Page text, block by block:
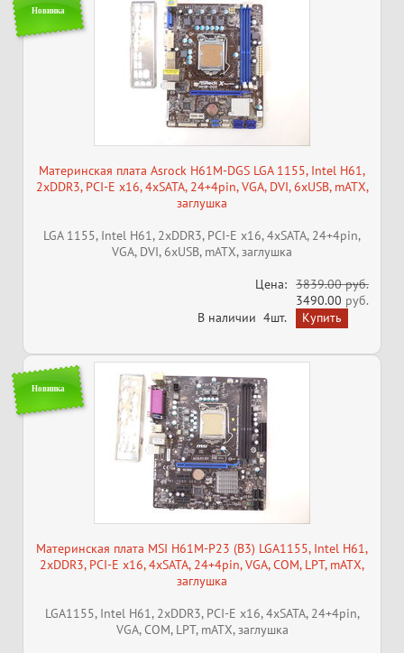
Новинка
Материнская плата Asrock H61M-DGS LGA 1155, Intel H61,
2xDDR3, PCI-E x16, 4xSATA, 24+4pin, VGA, DVI, 6xUSB, mATX,
заглушка
LGA 1155, Intel H61, 2xDDR3, PCI-E x16, 4xSATA, 24+4pin,
VGA, DVI, 6xUSB, mATX, заглушка
Цена: 3839.00 руб.
3490.00 руб.
В наличии 4шт.
Новинка
Материнская плата MSI H61M-P23 (B3) LGA1155, Intel H61,
2xDDR3, PCI-E x16, 4xSATA, 24+4pin, VGA, COM, LPT, mATX,
заглушка
LGA1155, Intel H61, 2xDDR3, PCI-E x16, 4xSATA, 24+4pin,
VGA, COM, LPT, mATX, заглушка